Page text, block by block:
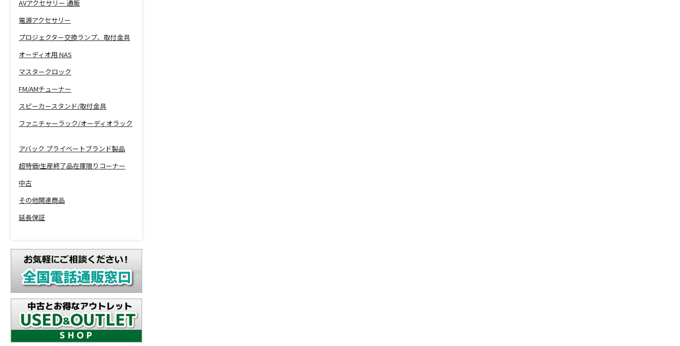
AVアクセサリー 通販
電源アクセサリー
プロジェクター交換ランプ、取付金具
オーディオ用 NAS
マスタークロック
FM/AMチューナー
スピーカースタンド/取付金具
ファニチャーラック/オーディオラック
アバック プライベートブランド製品
超特価!生産終了品在庫限りコーナー
中古
その他関連商品
延長保証